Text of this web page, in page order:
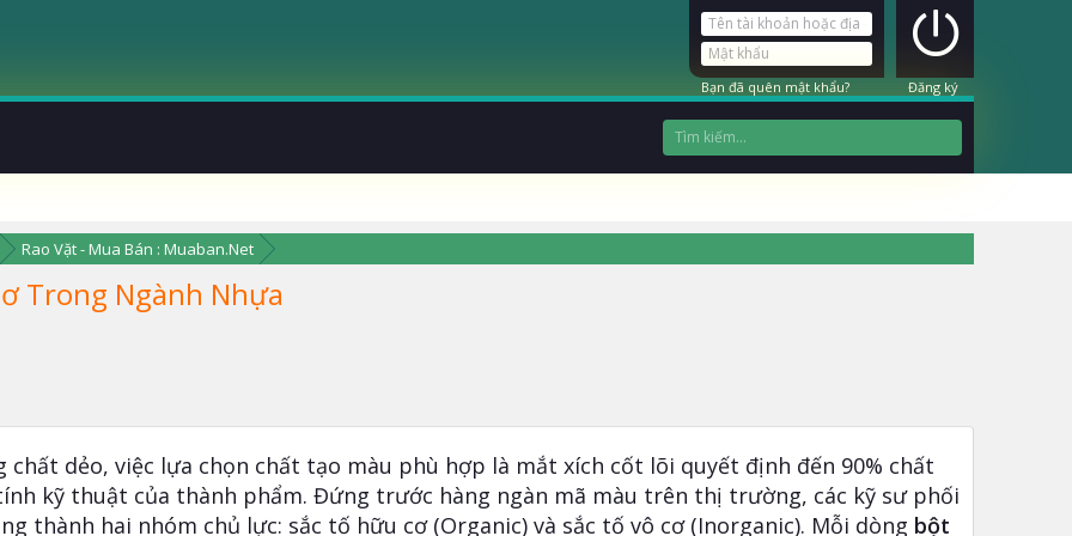
Bạn đã quên mật khẩu? Đăng ký
Rao Vặt - Mua Bán : Muaban.Net
Trong Ngành Nhựa
chất dẻo, việc lựa chọn chất tạo màu phù hợp là mắt xích cốt lõi quyết định đến 90% chất
kỹ thuật của thành phẩm. Đứng trước hàng ngàn mã màu trên thị trường, các kỹ sư phối
thành hai nhóm chủ lực: sắc tố hữu cơ (Organic) và sắc tố vô cơ (Inorganic). Mỗi dòng bột